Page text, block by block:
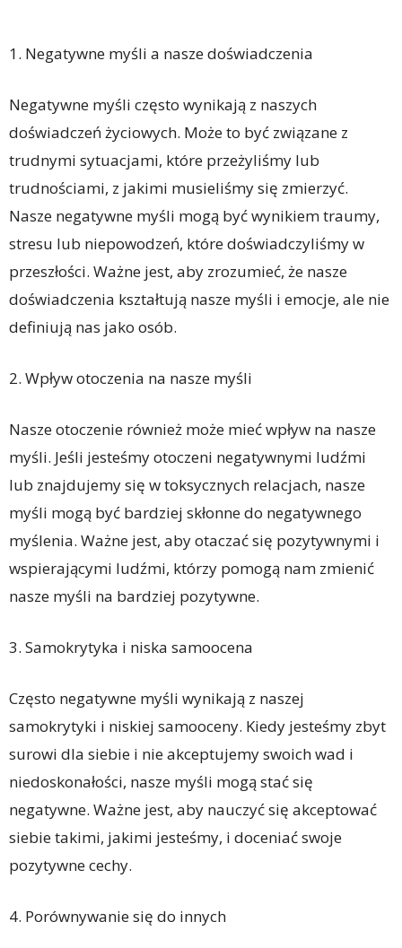
1. Negatywne myśli a nasze doświadczenia
Negatywne myśli często wynikają z naszych
doświadczeń życiowych. Może to być związane z
trudnymi sytuacjami, które przeżyliśmy lub
trudnościami, z jakimi musieliśmy się zmierzyć.
Nasze negatywne myśli mogą być wynikiem traumy,
stresu lub niepowodzeń, które doświadczyliśmy w
przeszłości. Ważne jest, aby zrozumieć, że nasze
doświadczenia kształtują nasze myśli i emocje, ale nie
definiują nas jako osób.
2. Wpływ otoczenia na nasze myśli
Nasze otoczenie również może mieć wpływ na nasze
myśli. Jeśli jesteśmy otoczeni negatywnymi ludźmi
lub znajdujemy się w toksycznych relacjach, nasze
myśli mogą być bardziej skłonne do negatywnego
myślenia. Ważne jest, aby otaczać się pozytywnymi i
wspierającymi ludźmi, którzy pomogą nam zmienić
nasze myśli na bardziej pozytywne.
3. Samokrytyka i niska samoocena
Często negatywne myśli wynikają z naszej
samokrytyki i niskiej samooceny. Kiedy jesteśmy zbyt
surowi dla siebie i nie akceptujemy swoich wad i
niedoskonałości, nasze myśli mogą stać się
negatywne. Ważne jest, aby nauczyć się akceptować
siebie takimi, jakimi jesteśmy, i doceniać swoje
pozytywne cechy.
4. Porównywanie się do innych